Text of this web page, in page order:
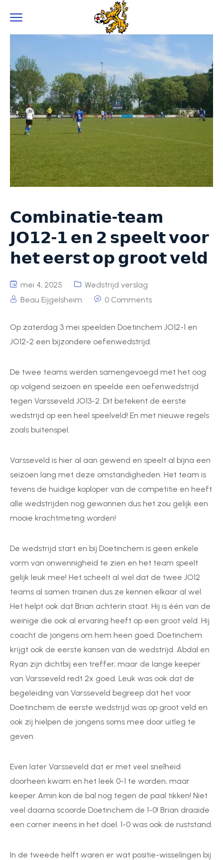
𝗖𝗼𝗺𝗯𝗶𝗻𝗮𝘁𝗶𝗲-𝘁𝗲𝗮𝗺
𝗝𝗢𝟭𝟮-𝟭 𝗲𝗻 𝟮 𝘀𝗽𝗲𝗲𝗹𝘁 𝘃𝗼𝗼𝗿
𝗵𝗲𝘁 𝗲𝗲𝗿𝘀𝘁 𝗼𝗽 𝗴𝗿𝗼𝗼𝘁 𝘃𝗲𝗹𝗱
mei 4, 2025
Wedstrijd verslag
Beau Eijgelsheim
0 Comments
Op zaterdag 3 mei speelden Doetinchem JO12-1 en
JO12-2 een bijzondere oefenwedstrijd.
De twee teams werden samengevoegd met het oog
op volgend seizoen en speelde een oefenwedstrijd
tegen Varsseveld JO13-2. Dit betekent de eerste
wedstrijd op een heel speelveld! En met nieuwe regels
zoals buitenspel.
Varsseveld is hier al aan gewend en speelt al bijna een
seizoen lang met deze omstandigheden. Het team is
tevens de huidige koploper van de competitie en heeft
alle wedstrijden nog gewonnen dus het zou gelijk een
mooie krachtmeting worden!
De wedstrijd start en bij Doetinchem is geen enkele
vorm van onwennigheid te zien en het team speelt
gelijk leuk mee! Het scheelt al wel dat de twee JO12
teams al samen trainen dus ze kennen elkaar al wel.
Het helpt ook dat Brian achterin staat. Hij is één van de
weinige die ook al ervaring heeft op een groot veld. Hij
coacht de jongens om hem heen goed. Doetinchem
krijgt ook de eerste kansen van de wedstrijd. Abdal en
Ryan zijn dichtbij een treffer, maar de lange keeper
van Varsseveld redt 2x goed. Leuk was ook dat de
begeleiding van Varsseveld begreep dat het voor
Doetinchem de eerste wedstrijd was op groot veld en
ook zij hielpen de jongens soms mee door uitleg te
geven.
Even later Varsseveld dat er met veel snelheid
doorheen kwam en het leek 0-1 te worden, maar
keeper Amin kon de bal nog tegen de paal tikken! Niet
veel daarna scoorde Doetinchem de 1-0! Brian draaide
een corner ineens in het doel. 1-0 was ook de ruststand.
In de tweede helft waren er wat positie-wisselingen bij